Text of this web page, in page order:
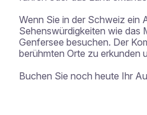
Wenn Sie in der Schweiz ein
Sehenswürdigkeiten wie das
Genfersee besuchen. Der
berühmten Orte zu erkunden
Buchen Sie noch heute Ihr